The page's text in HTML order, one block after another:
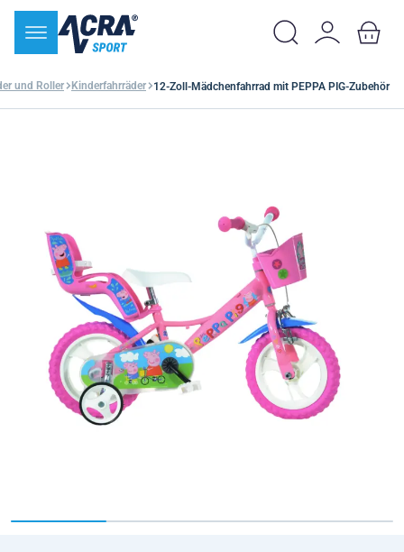
und Roller Kinderfahrräder 12-Zoll-Mädchenfahrrad mit PEPPA PIG-Zubehör